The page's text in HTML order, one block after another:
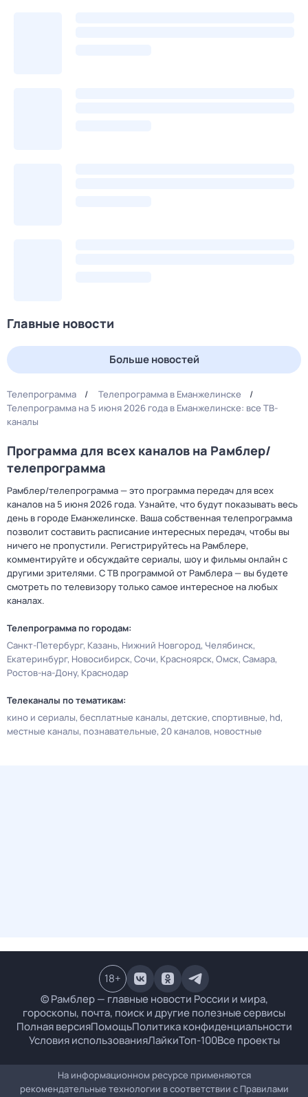
Главные новости
Больше новостей
Телепрограмма
Телепрограмма в Еманжелинске
Телепрограмма на 5 июня 2026 года в Еманжелинске: все ТВ-
каналы
Программа для всех каналов на Рамблер/
телепрограмма
Рамблер/телепрограмма — это программа передач для всех
каналов на 5 июня 2026 года. Узнайте, что будут показывать весь
день в городе Еманжелинске. Ваша собственная телепрограмма
позволит составить расписание интересных передач, чтобы вы
ничего не пропустили. Регистрируйтесь на Рамблере,
комментируйте и обсуждайте сериалы, шоу и фильмы онлайн с
другими зрителями. С ТВ программой от Рамблера — вы будете
смотреть по телевизору только самое интересное на любых
каналах.
Телепрограмма по городам:
Санкт-Петербург Казань Нижний Новгород Челябинск
Екатеринбург Новосибирск Сочи Красноярск Омск Самара
Ростов-на-Дону Краснодар
Телеканалы по тематикам:
кино и сериалы бесплатные каналы детские спортивные hd
местные каналы познавательные 20 каналов новостные
© Рамблер — главные новости России и мира,
гороскопы, почта, поиск и другие полезные сервисы
Полная версияПомощьПолитика конфиденциальности
Условия использованияЛайкиТоп-100Все проекты
18+
На информационном ресурсе применяются
рекомендательные технологии в соответствии с Правилами